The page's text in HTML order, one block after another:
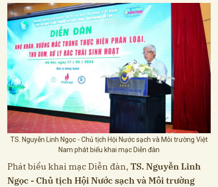
TS. Nguyễn Linh Ngọc - Chủ tịch Hội Nước sạch và Môi trường Việt
Nam phát biểu khai mạc Diễn đàn
Phát biểu khai mạc Diễn đàn, TS. Nguyễn Linh
Ngọc - Chủ tịch Hội Nước sạch và Môi trường